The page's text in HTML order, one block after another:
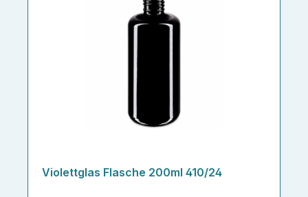
Violettglas Flasche 200ml 410/24